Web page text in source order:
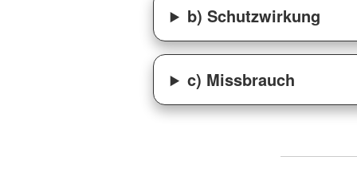
b) Schutzwirkung
c) Missbrauch